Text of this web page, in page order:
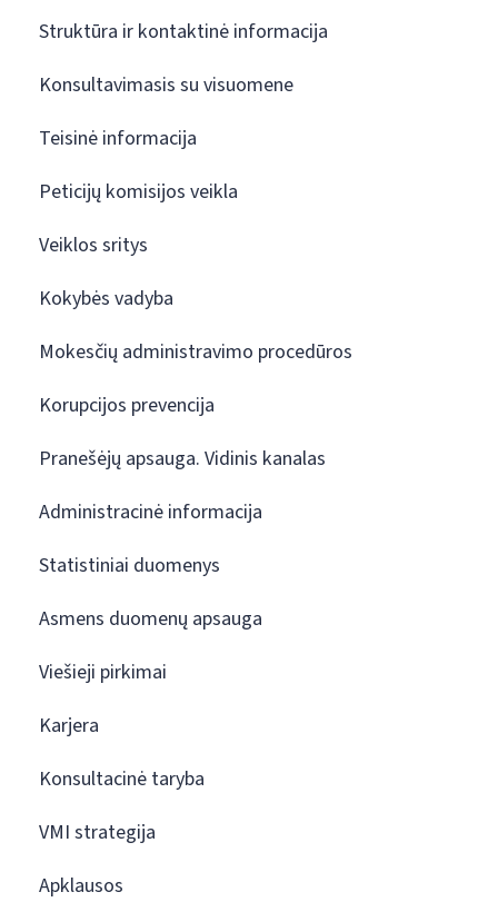
Struktūra ir kontaktinė informacija
Konsultavimasis su visuomene
Teisinė informacija
Peticijų komisijos veikla
Veiklos sritys
Kokybės vadyba
Mokesčių administravimo procedūros
Korupcijos prevencija
Pranešėjų apsauga. Vidinis kanalas
Administracinė informacija
Statistiniai duomenys
Asmens duomenų apsauga
Viešieji pirkimai
Karjera
Konsultacinė taryba
VMI strategija
Apklausos